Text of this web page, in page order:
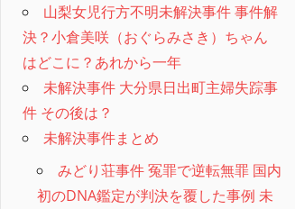
山梨女児行方不明未解決事件 事件解
決？小倉美咲（おぐらみさき）ちゃん
はどこに？あれから一年
未解決事件 大分県日出町主婦失踪事
件 その後は？
未解決事件まとめ
みどり荘事件 冤罪で逆転無罪 国内
初のDNA鑑定が判決を覆した事例 未